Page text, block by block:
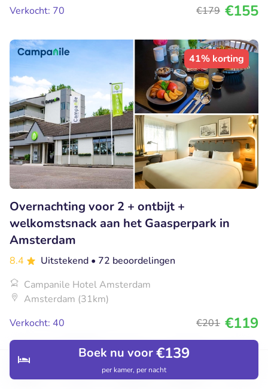
Restaurants
Boek nu voor€139
per kamer, per nacht
Verkocht: 70
€179 €155
41% korting
Overnachting voor 2 + ontbijt +
welkomstsnack aan het Gaasperpark in
Amsterdam
8.4 Uitstekend • 72 beoordelingen
Campanile Hotel Amsterdam
Amsterdam (31km)
Verkocht: 40
€201 €119